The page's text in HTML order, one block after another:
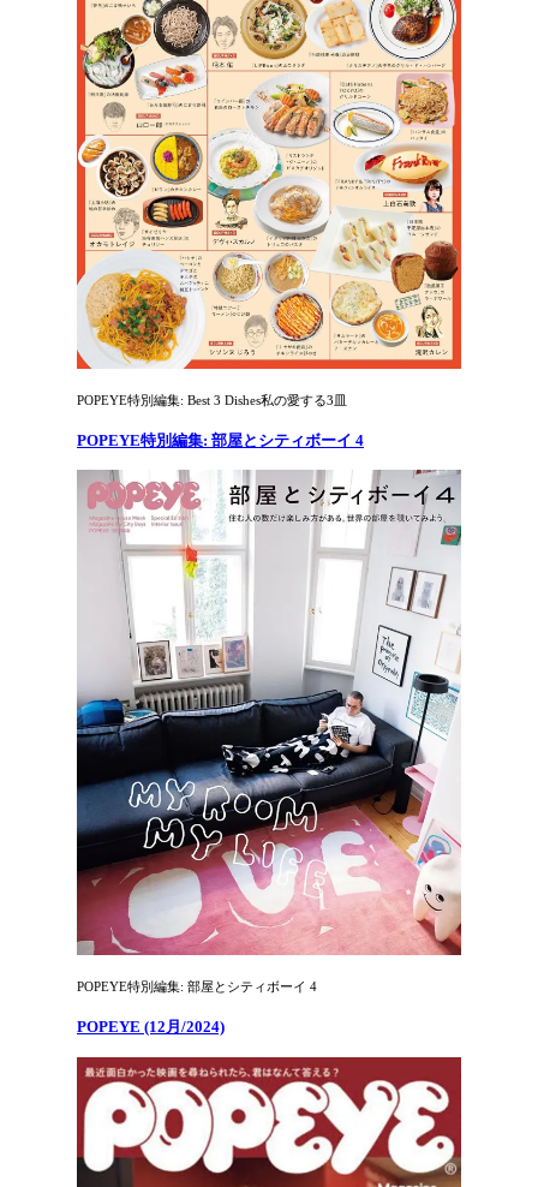
POPEYE特別編集: Best 3 Dishes私の愛する3皿
POPEYE特別編集: 部屋とシティボーイ 4
POPEYE特別編集: 部屋とシティボーイ 4
POPEYE (12月/2024)